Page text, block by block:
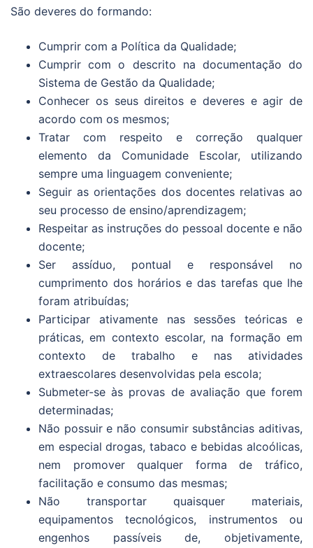
São deveres do formando:
Cumprir com a Política da Qualidade;
Cumprir com o descrito na documentação do
Sistema de Gestão da Qualidade;
Conhecer os seus direitos e deveres e agir de
acordo com os mesmos;
Tratar com respeito e correção qualquer
elemento da Comunidade Escolar, utilizando
sempre uma linguagem conveniente;
Seguir as orientações dos docentes relativas ao
seu processo de ensino/aprendizagem;
Respeitar as instruções do pessoal docente e não
docente;
Ser assíduo, pontual e responsável no
cumprimento dos horários e das tarefas que lhe
foram atribuídas;
Participar ativamente nas sessões teóricas e
práticas, em contexto escolar, na formação em
contexto de trabalho e nas atividades
extraescolares desenvolvidas pela escola;
Submeter-se às provas de avaliação que forem
determinadas;
Não possuir e não consumir substâncias aditivas,
em especial drogas, tabaco e bebidas alcoólicas,
nem promover qualquer forma de tráfico,
facilitação e consumo das mesmas;
Não transportar quaisquer materiais,
equipamentos tecnológicos, instrumentos ou
engenhos passíveis de, objetivamente,